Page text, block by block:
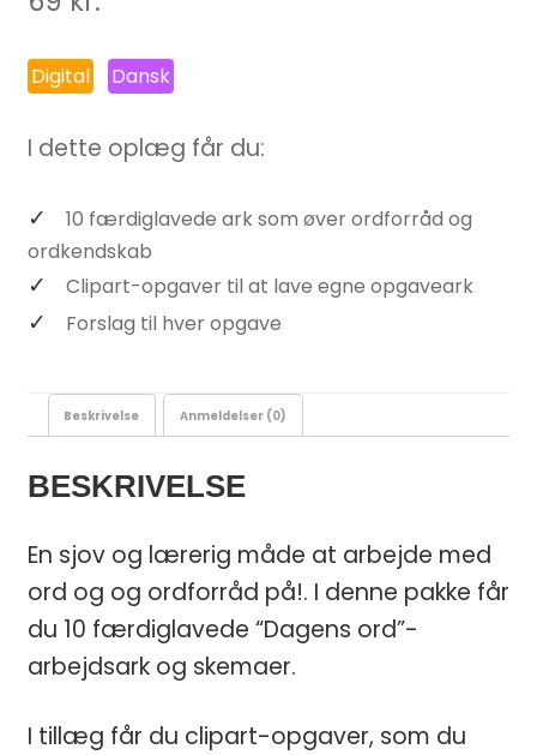
Digital Dansk
I dette oplæg får du:
10 færdiglavede ark som øver ordforråd og
ordkendskab
Clipart-opgaver til at lave egne opgaveark
Forslag til hver opgave
Beskrivelse Anmeldelser (0)
BESKRIVELSE
En sjov og lærerig måde at arbejde med
ord og og ordforråd på!. I denne pakke får
du 10 færdiglavede “Dagens ord”-
arbejdsark og skemaer.
I tillæg får du clipart-opgaver, som du